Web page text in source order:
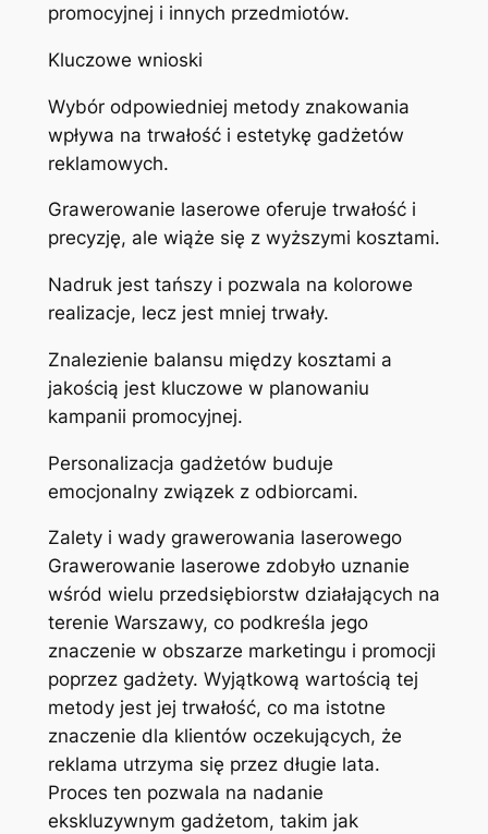
promocyjnej i innych przedmiotów.
Kluczowe wnioski
Wybór odpowiedniej metody znakowania
wpływa na trwałość i estetykę gadżetów
reklamowych.
Grawerowanie laserowe oferuje trwałość i
precyzję, ale wiąże się z wyższymi kosztami.
Nadruk jest tańszy i pozwala na kolorowe
realizacje, lecz jest mniej trwały.
Znalezienie balansu między kosztami a
jakością jest kluczowe w planowaniu
kampanii promocyjnej.
Personalizacja gadżetów buduje
emocjonalny związek z odbiorcami.
Zalety i wady grawerowania laserowego
Grawerowanie laserowe zdobyło uznanie
wśród wielu przedsiębiorstw działających na
terenie Warszawy, co podkreśla jego
znaczenie w obszarze marketingu i promocji
poprzez gadżety. Wyjątkową wartością tej
metody jest jej trwałość, co ma istotne
znaczenie dla klientów oczekujących, że
reklama utrzyma się przez długie lata.
Proces ten pozwala na nadanie
ekskluzywnym gadżetom, takim jak